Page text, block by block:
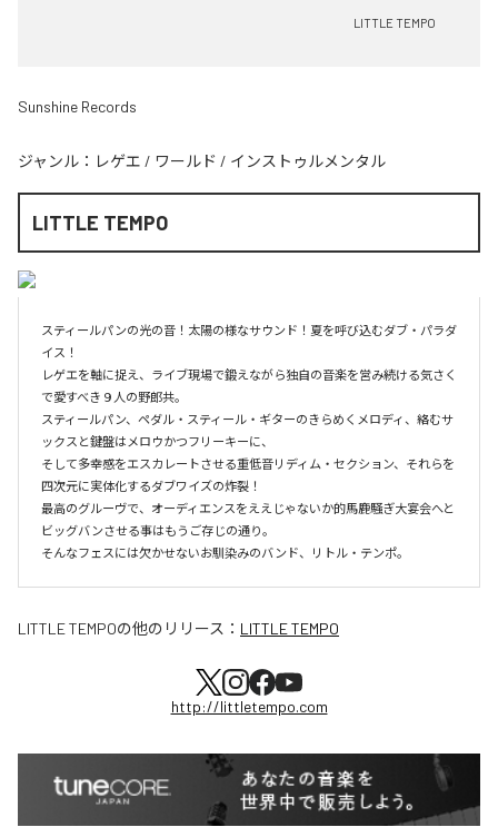
LITTLE TEMPO
Sunshine Records
ジャンル： レゲエ / ワールド / インストゥルメンタル
LITTLE TEMPO
スティールパンの光の音！太陽の様なサウンド！夏を呼び込むダブ・パラダ
イス！
レゲエを軸に捉え、ライブ現場で鍛えながら独自の音楽を営み続ける気さく
で愛すべき９人の野郎共。
スティールパン、ペダル・スティール・ギターのきらめくメロディ、絡むサ
ックスと鍵盤はメロウかつフリーキーに、
そして多幸感をエスカレートさせる重低音リディム・セクション、それらを
四次元に実体化するダブワイズの炸裂！
最高のグルーヴで、オーディエンスをええじゃないか的馬鹿騒ぎ大宴会へと
ビッグバンさせる事はもうご存じの通り。
そんなフェスには欠かせないお馴染みのバンド、リトル・テンポ。
LITTLE TEMPOの他のリリース： LITTLE TEMPO
http://littletempo.com